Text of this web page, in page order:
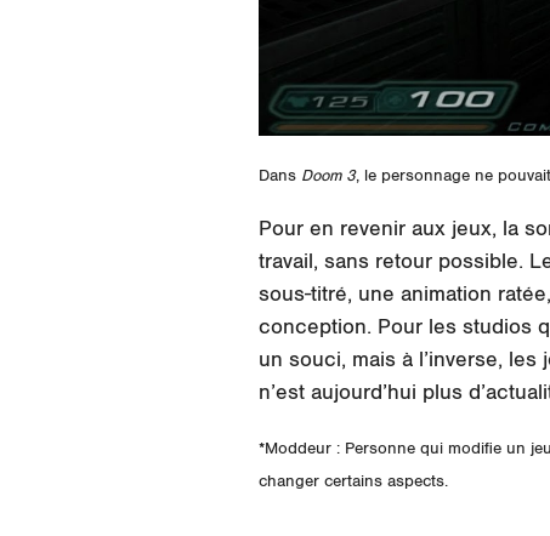
Dans Doom 3, le personnage ne
Pour en revenir aux jeux, la
travail, sans retour possible.
sous-titré, une animation
conception. Pour les studios
un souci, mais à l’inverse,
n’est aujourd’hui plus
*Moddeur : Personne qui modifie un
changer certains aspects.